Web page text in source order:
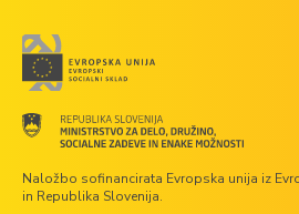
Naložbo sofinancirata Evropska unija iz
in Republika Slovenija.